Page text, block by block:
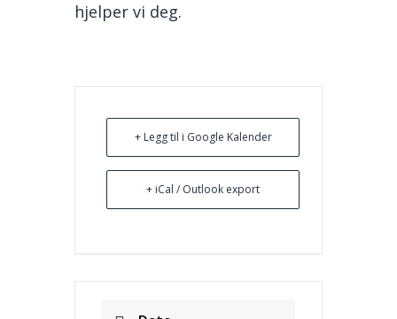
hjelper vi deg.
+ Legg til i Google Kalender
+ iCal / Outlook export